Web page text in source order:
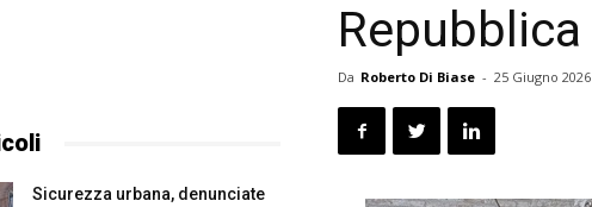
Repubblica
Da Roberto Di Biase - 25 Giugno 2026
Sicurezza urbana, denunciate